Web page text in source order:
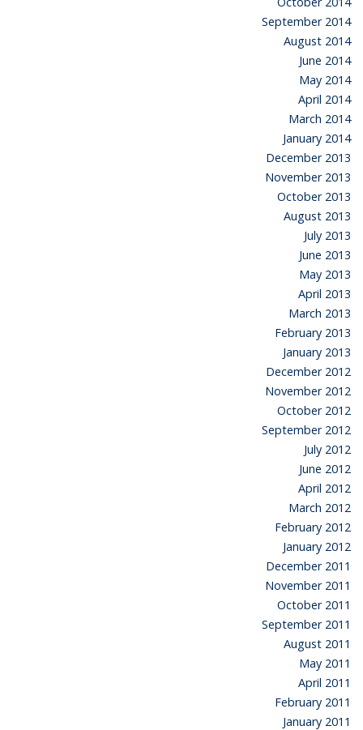
September 2014
August 2014
June 2014
May 2014
April 2014
March 2014
January 2014
December 2013
November 2013
October 2013
August 2013
July 2013
June 2013
May 2013
April 2013
March 2013
February 2013
January 2013
December 2012
November 2012
October 2012
September 2012
July 2012
June 2012
April 2012
March 2012
February 2012
January 2012
December 2011
November 2011
October 2011
September 2011
August 2011
May 2011
April 2011
February 2011
January 2011